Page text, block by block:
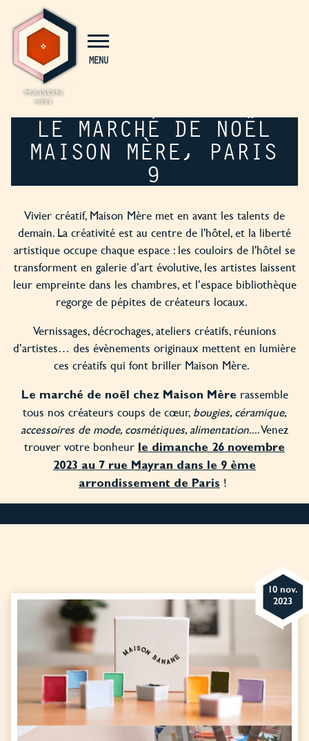
MENU
LE MARCHÉ DE NOËL
MAISON MÈRE, PARIS
9
Vivier créatif, Maison Mère met en avant les talents de
demain. La créativité est au centre de l'hôtel, et la liberté
artistique occupe chaque espace : les couloirs de l'hôtel se
transforment en galerie d’art évolutive, les artistes laissent
leur empreinte dans les chambres, et l’espace bibliothèque
regorge de pépites de créateurs locaux.
Vernissages, décrochages, ateliers créatifs, réunions
d’artistes… des évènements originaux mettent en lumière
ces créatifs qui font briller Maison Mère.
Le marché de noël chez Maison Mère rassemble
tous nos créateurs coups de cœur, bougies, céramique,
accessoires de mode, cosmétiques, alimentation.... Venez
trouver votre bonheur le dimanche 26 novembre
2023 au 7 rue Mayran dans le 9 ème
arrondissement de Paris !
10 nov.
2023
Panneau de gestion des cookies